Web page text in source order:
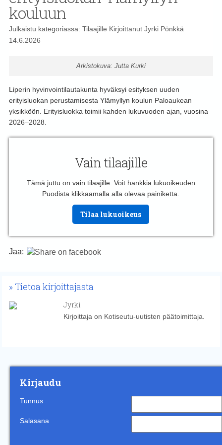
kouluun
Julkaistu kategoriassa: Tilaajille Kirjoittanut Jyrki Pönkkä
14.6.2026
Arkistokuva: Jutta Kurki
Liperin hyvinvointilautakunta hyväksyi esityksen uuden
erityisluokan perustamisesta Ylämyllyn koulun Paloaukean
yksikköön. Erityisluokka toimii kahden lukuvuoden ajan, vuosina
2026–2028.
Vain tilaajille
Tämä juttu on vain tilaajille. Voit hankkia lukuoikeuden
Puodista klikkaamalla alla olevaa painiketta.
Tilaa lukuoikeus
Jaa:
Tietoa kirjoittajasta
Jyrki
Kirjoittaja on Kotiseutu-uutisten päätoimittaja.
Kirjaudu
Tunnus
Salasana